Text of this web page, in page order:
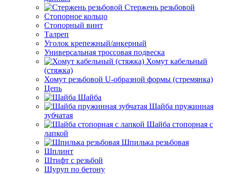
Стержень резьбовой
Стопорное кольцо
Стопорный винт
Талреп
Уголок крепежный/анкерный
Универсальная троссовая подвеска
Хомут кабельный
(стяжка)
Хомут резьбовой U-образной формы (стремянка)
Цепь
Шайба
Шайба пружинная
зубчатая
Шайба стопорная с
лапкой
Шпилька резьбовая
Шплинт
Штифт с резьбой
Шуруп по бетону